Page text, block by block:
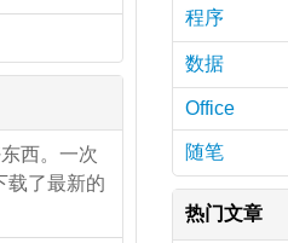
西。一次
载了最新的
程序
数据
Office
随笔
热门文章